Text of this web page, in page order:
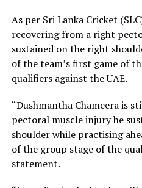
As per Sri Lanka Cricket
recovering from a right
sustained on the right
of the team’s first game of
qualifiers against the UAE.
“Dushmantha Chameera is
pectoral muscle injury he
shoulder while practising
of the group stage of the
statement.